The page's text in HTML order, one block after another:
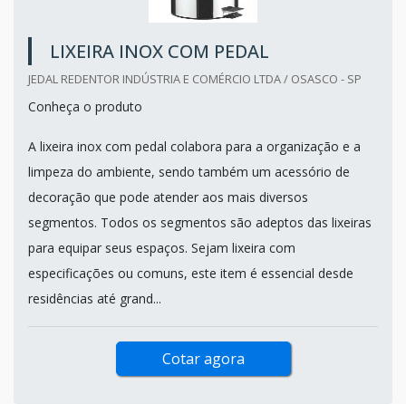
LIXEIRA INOX COM PEDAL
JEDAL REDENTOR INDÚSTRIA E COMÉRCIO LTDA / OSASCO - SP
Conheça o produto
A lixeira inox com pedal colabora para a organização e a
limpeza do ambiente, sendo também um acessório de
decoração que pode atender aos mais diversos
segmentos. Todos os segmentos são adeptos das lixeiras
para equipar seus espaços. Sejam lixeira com
especificações ou comuns, este item é essencial desde
residências até grand...
Cotar agora